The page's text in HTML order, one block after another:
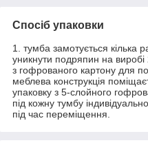
Спосіб упаковки
1. тумба замотується кілька
уникнути подряпин на виробі
з гофрованого картону для
меблева конструкція
упаковку з 5-слойного
під кожну тумбу
під час переміщення.